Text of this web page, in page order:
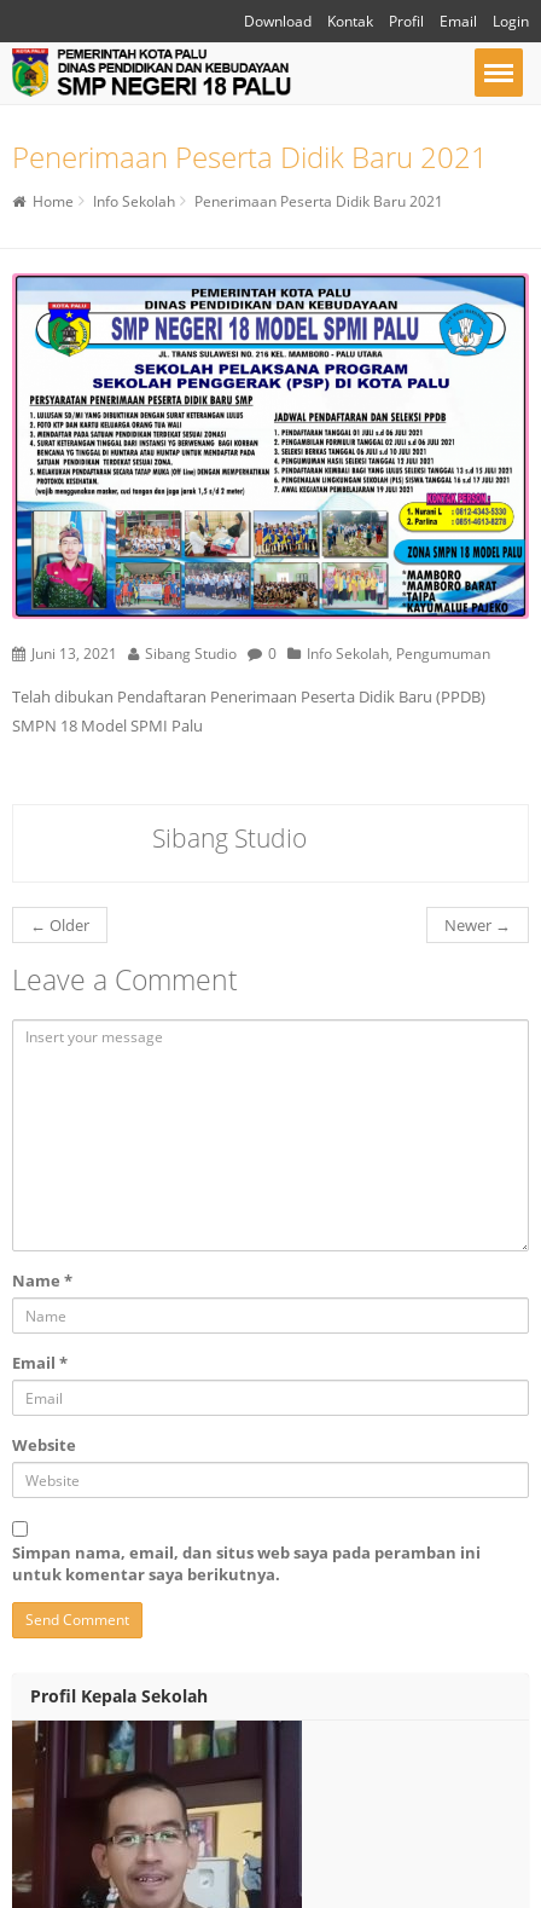
Download Kontak Profil Email Login
Penerimaan Peserta Didik Baru 2021
Home Info Sekolah Penerimaan Peserta Didik Baru 2021
Juni 13, 2021 Sibang Studio 0 Info Sekolah, Pengumuman
Telah dibukan Pendaftaran Penerimaan Peserta Didik Baru (PPDB)
SMPN 18 Model SPMI Palu
Sibang Studio
← Older Newer →
Leave a Comment
Name *
Email *
Website
Simpan nama, email, dan situs web saya pada peramban ini
untuk komentar saya berikutnya.
Profil Kepala Sekolah